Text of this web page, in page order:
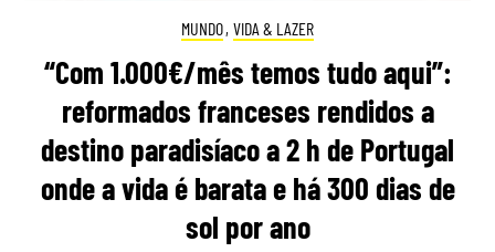
MUNDO, VIDA & LAZER
“Com 1.000€/mês temos tudo aqui”:
reformados franceses rendidos a
destino paradisíaco a 2 h de Portugal
onde a vida é barata e há 300 dias de
sol por ano